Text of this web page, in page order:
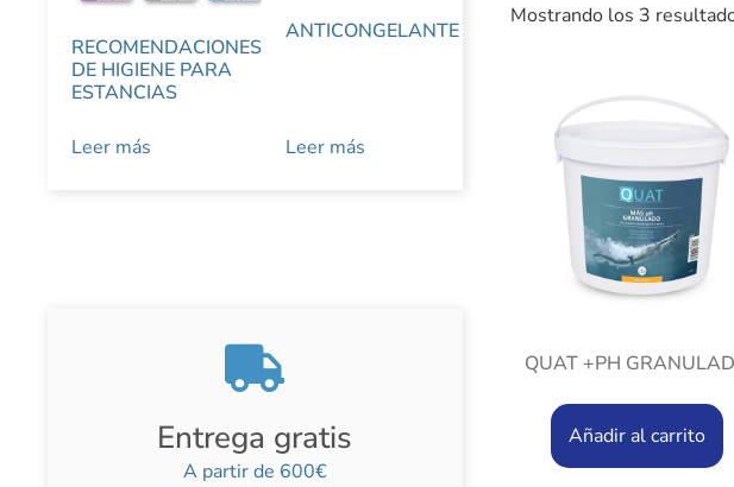
RECOMENDACIONES
DE HIGIENE PARA
ESTANCIAS
Leer más
ANTICONGELANTE
Leer más
Entrega gratis
A partir de 600€
Mostrando los 3
QUAT +PH
Añadir al carrito